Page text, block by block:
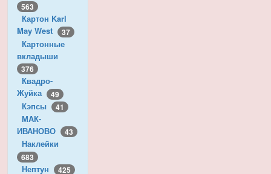
563
Картон Karl
May West
37
Картонные
вкладыши
376
Квадро-
Жуйка
49
Кэпсы 41
МАК-
ИВАНОВО
43
Наклейки
683
Нептун 425